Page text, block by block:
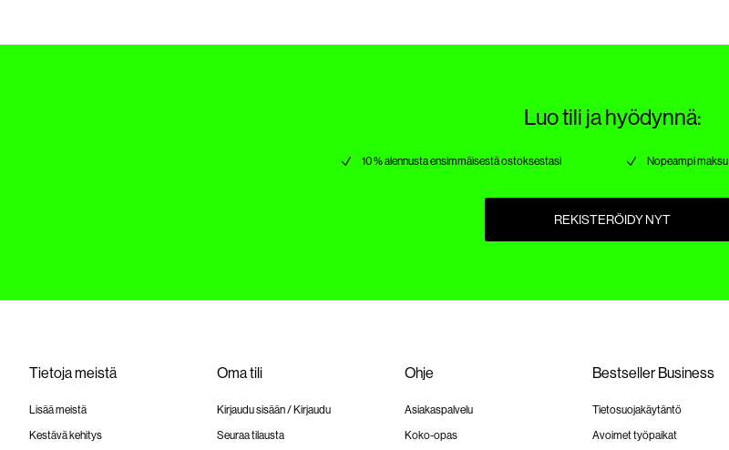
Luo tili ja hyödynnä:
10 % alennusta ensimmäisestä ostoksestasi Nopeampi maksu
REKISTERÖIDY NYT
Tietoja meistä
Lisää meistä
Kestävä kehitys
Oma tili
Kirjaudu sisään / Kirjaudu
Seuraa tilausta
Ohje
Asiakaspalvelu
Koko-opas
Bestseller Business
Tietosuojakäytäntö
Avoimet työpaikat